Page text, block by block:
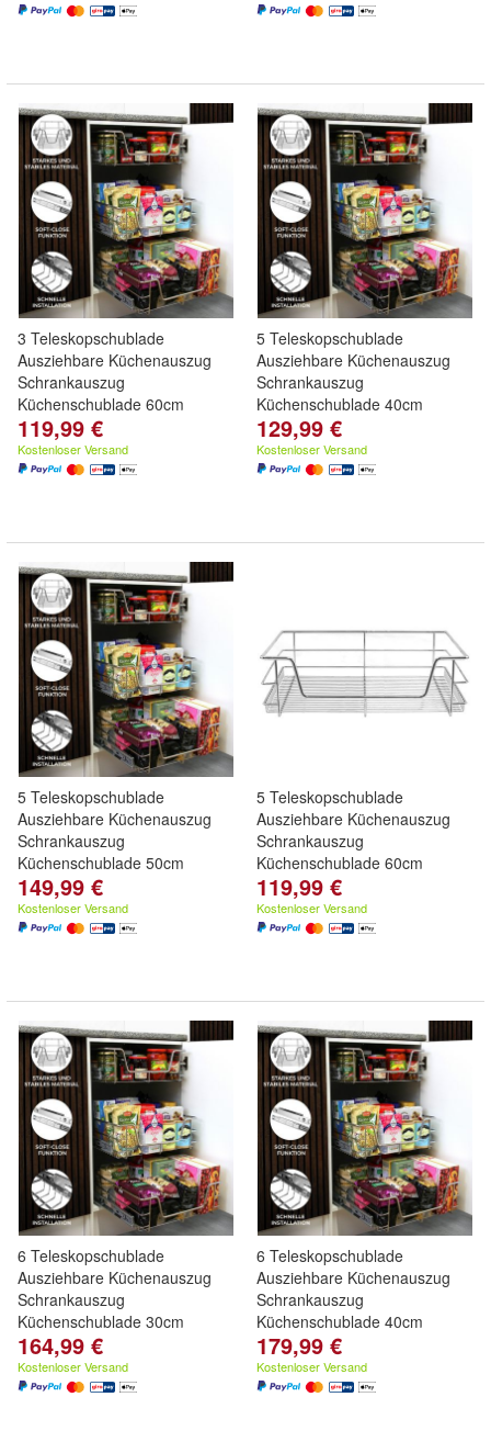
3 Teleskopschublade
Ausziehbare Küchenauszug
Schrankauszug
Küchenschublade 60cm
119,99 €
Kostenloser Versand
5 Teleskopschublade
Ausziehbare Küchenauszug
Schrankauszug
Küchenschublade 40cm
129,99 €
Kostenloser Versand
5 Teleskopschublade
Ausziehbare Küchenauszug
Schrankauszug
Küchenschublade 50cm
149,99 €
Kostenloser Versand
5 Teleskopschublade
Ausziehbare Küchenauszug
Schrankauszug
Küchenschublade 60cm
119,99 €
Kostenloser Versand
6 Teleskopschublade
Ausziehbare Küchenauszug
Schrankauszug
Küchenschublade 30cm
164,99 €
Kostenloser Versand
6 Teleskopschublade
Ausziehbare Küchenauszug
Schrankauszug
Küchenschublade 40cm
179,99 €
Kostenloser Versand